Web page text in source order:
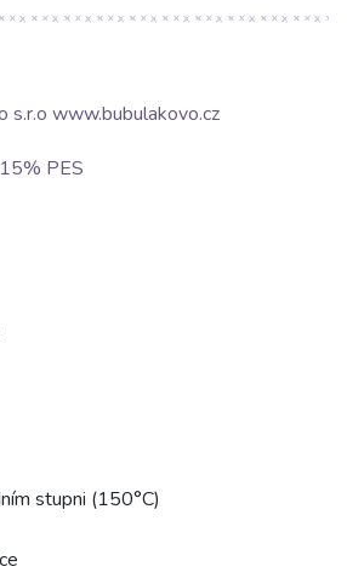
s.r.o www.bubulakovo.cz
PES
stupni (150°C)